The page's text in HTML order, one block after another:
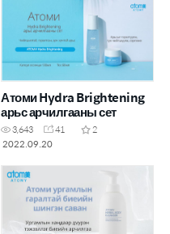
Атоми Hydra Brightening
арьс арчилгааны сет
3,643 41
2
2022.09.20